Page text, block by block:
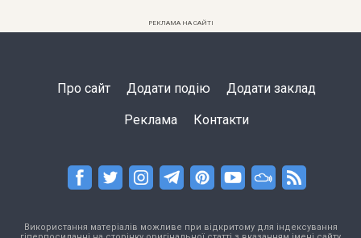
РЕКЛАМА НА САЙТІ
Про сайт Додати подію Додати заклад
Реклама Контакти
Використання матеріалів можливе при відкритому для індексування